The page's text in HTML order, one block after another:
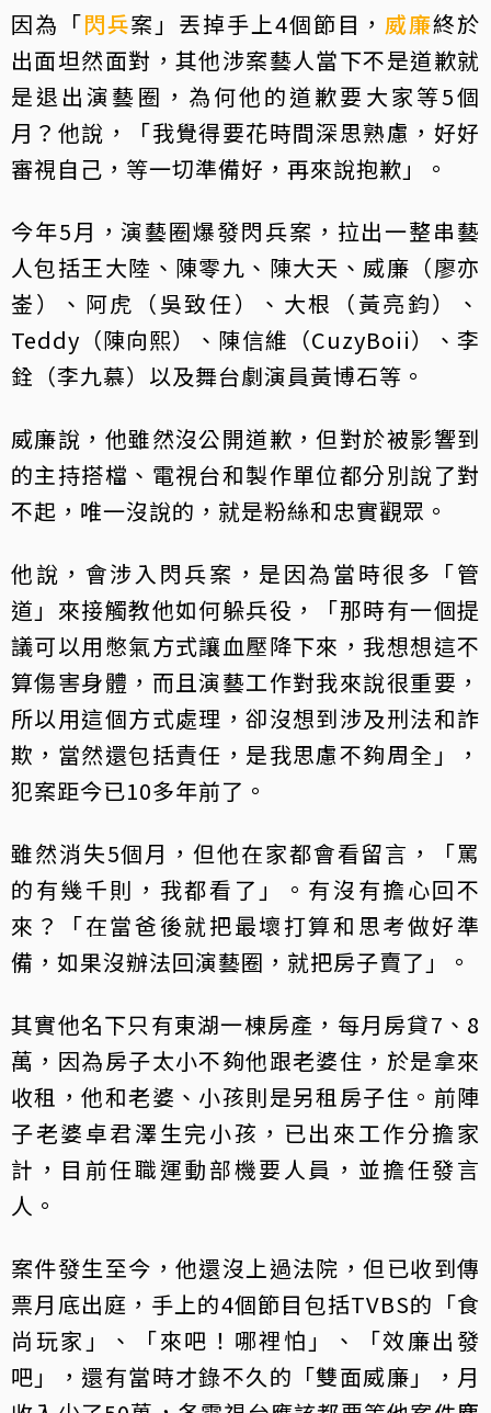
因為「閃兵案」丟掉手上4個節目， 威廉終於
出面坦然面對，其他涉案藝人當下不是道歉就
是退出演藝圈，為何他的道歉要大家等5個
月？他說，「我覺得要花時間深思熟慮，好好
審視自己，等一切準備好，再來說抱歉」。
今年5月，演藝圈爆發閃兵案，拉出一整串藝
人包括王大陸、陳零九、陳大天、威廉（廖亦
崟）、阿虎（吳致任）、大根（黃亮鈞）、
Teddy（陳向熙）、陳信維（CuzyBoii）、李
銓（李九慕）以及舞台劇演員黃博石等。
威廉說，他雖然沒公開道歉，但對於被影響到
的主持搭檔、電視台和製作單位都分別說了對
不起，唯一沒說的，就是粉絲和忠實觀眾。
他說，會涉入閃兵案，是因為當時很多「管
道」來接觸教他如何躲兵役，「那時有一個提
議可以用憋氣方式讓血壓降下來，我想想這不
算傷害身體，而且演藝工作對我來說很重要，
所以用這個方式處理，卻沒想到涉及刑法和詐
欺，當然還包括責任，是我思慮不夠周全」，
犯案距今已10多年前了。
雖然消失5個月，但他在家都會看留言，「罵
的有幾千則，我都看了」。有沒有擔心回不
來？「在當爸後就把最壞打算和思考做好準
備，如果沒辦法回演藝圈，就把房子賣了」。
其實他名下只有東湖一棟房產，每月房貸7、8
萬，因為房子太小不夠他跟老婆住，於是拿來
收租，他和老婆、小孩則是另租房子住。前陣
子老婆卓君澤生完小孩，已出來工作分擔家
計，目前任職運動部機要人員，並擔任發言
人。
案件發生至今，他還沒上過法院，但已收到傳
票月底出庭，手上的4個節目包括TVBS的「食
尚玩家」、「來吧！哪裡怕」、「效廉出發
吧」，還有當時才錄不久的「雙面威廉」，月